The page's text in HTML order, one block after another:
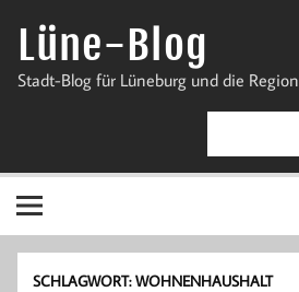
InhaltLüne-Blog
Stadt-Blog für Lüneburg und die Region
SCHLAGWORT:WOHNENHAUSHALT